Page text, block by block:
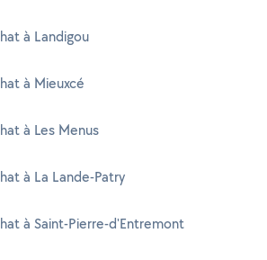
à Landigou
à Mieuxcé
à Les Menus
à La Lande-Patry
à Saint-Pierre-d'Entremont